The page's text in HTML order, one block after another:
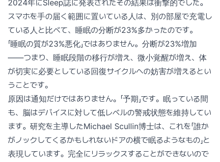
2024年にSleep誌に発表されたその結果は衝撃的でした。
スマホを手の届く範囲に置いている人は、別の部屋で充電し
ている人と比べて、睡眠の分断が23%多かったのです。
「睡眠の質が23%悪化」ではありません。分断が23%増加
——つまり、睡眠段階の移行が増え、微小覚醒が増え、体
が切実に必要としている回復サイクルへの妨害が増えるとい
うことです。
原因は通知だけではありません。「予期」です。眠っている間
も、脳はデバイスに対して低レベルの警戒状態を維持してい
ます。研究を主導したMichael Scullin博士は、これを「誰か
がノックしてくるかもしれないドアの横で眠るようなもの」と
表現しています。完全にリラックスすることができないので